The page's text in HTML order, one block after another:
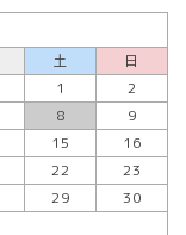
土
日
1
2
8
9
15
16
22
23
29
30